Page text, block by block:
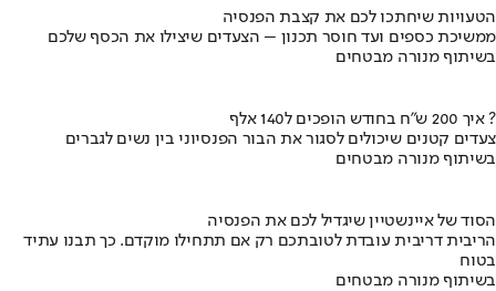
הטעויות שיחתכו לכם את קצבת הפנסיה
ממשיכת כספים ועד חוסר תכנון – הצעדים שיצילו את הכסף שלכם
בשיתוף מנורה מבטחים
איך 200 ש"ח בחודש הופכים ל140 אלף ?
צעדים קטנים שיכולים לסגור את הבור הפנסיוני בין נשים לגברים
בשיתוף מנורה מבטחים
הסוד של איינשטיין שיגדיל לכם את הפנסיה
הריבית דריבית עובדת לטובתכם רק אם תתחילו מוקדם. כך תבנו עתיד
בטוח
בשיתוף מנורה מבטחים